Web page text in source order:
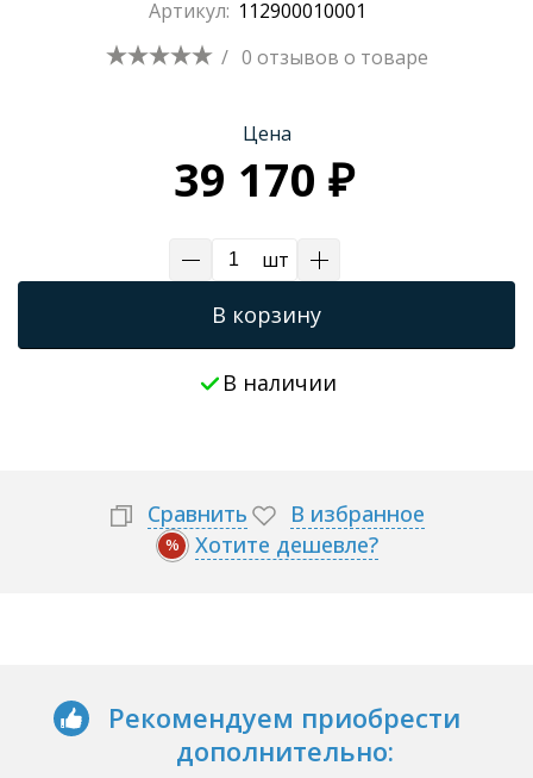
Трапы для душевых
Артикул: 112900010001
/ 0 отзывов о товаре
Цена
39 170 ₽
шт
В корзину
В наличии
Сравнить В избранное
% Хотите дешевле?
Рекомендуем приобрести
дополнительно: